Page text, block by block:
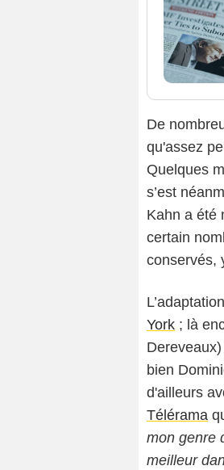
De
qu'assez
Quelques
s’est
Kahn a été
certain
conservés,
York ; là
bien
d'ailleurs
Télérama
mon genre
meilleur